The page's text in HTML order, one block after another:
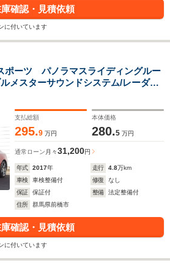
確認・見積依頼
に付いています
ポーツ パノラマスライディングルー
メスターサウンドシステム/レーダー
/360度カメラ/フルセグ/黒革シートシ
イト
支払総額
295.9 万円
本体価格
280.5 万円
通常ローン 月々31,200円
年式 2017年 走行 4.8万km
車検
車検整備付 修復
なし
保証
保証付 整備
法定整備付
住所
群馬県前橋市
確認・見積依頼
に付いています